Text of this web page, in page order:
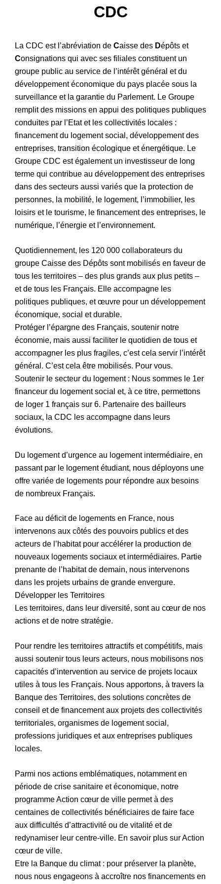
Patrimoine
CDC
La CDC est l’abréviation de Caisse des Dépôts et
Consignations qui avec ses filiales constituent un
groupe public au service de l’intérêt général et du
développement économique du pays placée sous la
surveillance et la garantie du Parlement. Le Groupe
remplit des missions en appui des politiques publiques
conduites par l’Etat et les collectivités locales :
financement du logement social, développement des
entreprises, transition écologique et énergétique. Le
Groupe CDC est également un investisseur de long
terme qui contribue au développement des entreprises
dans des secteurs aussi variés que la protection de
personnes, la mobilité, le logement, l’immobilier, les
loisirs et le tourisme, le financement des entreprises, le
numérique, l’énergie et l’environnement.
Quotidiennement, les 120 000 collaborateurs du
groupe Caisse des Dépôts sont mobilisés en faveur de
tous les territoires – des plus grands aux plus petits –
et de tous les Français. Elle accompagne les
politiques publiques, et œuvre pour un développement
économique, social et durable.
Protéger l’épargne des Français, soutenir notre
économie, mais aussi faciliter le quotidien de tous et
accompagner les plus fragiles, c’est cela servir l’intérêt
général. C’est cela être mobilisés. Pour vous.
Soutenir le secteur du logement : Nous sommes le 1er
financeur du logement social et, à ce titre, permettons
de loger 1 français sur 6. Partenaire des bailleurs
sociaux, la CDC les accompagne dans leurs
évolutions.
Du logement d’urgence au logement intermédiaire, en
passant par le logement étudiant, nous déployons une
offre variée de logements pour répondre aux besoins
de nombreux Français.
Face au déficit de logements en France, nous
intervenons aux côtés des pouvoirs publics et des
acteurs de l’habitat pour accélérer la production de
nouveaux logements sociaux et intermédiaires. Partie
prenante de l’habitat de demain, nous intervenons
dans les projets urbains de grande envergure.
Développer les Territoires
Les territoires, dans leur diversité, sont au cœur de nos
actions et de notre stratégie.
Pour rendre les territoires attractifs et compétitifs, mais
aussi soutenir tous leurs acteurs, nous mobilisons nos
capacités d’intervention au service de projets locaux
utiles à tous les Français. Nous apportons, à travers la
Banque des Territoires, des solutions concrètes de
conseil et de financement aux projets des collectivités
territoriales, organismes de logement social,
professions juridiques et aux entreprises publiques
locales.
Parmi nos actions emblématiques, notamment en
période de crise sanitaire et économique, notre
programme Action cœur de ville permet à des
centaines de collectivités bénéficiaires de faire face
aux difficultés d’attractivité ou de vitalité et de
redynamiser leur centre-ville. En savoir plus sur Action
cœur de ville.
Etre la Banque du climat : pour préserver la planète,
nous nous engageons à accroître nos financements en